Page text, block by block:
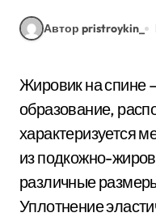
Автор pristroykin_
Жировик на спине – это доброкачественное
образование,
характеризуется
из подкожно-
различные
Уплотнение